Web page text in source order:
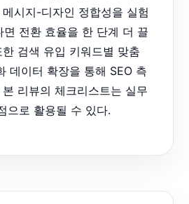
시지-디자인 정합성을 실험
면 전환 효율을 한 단계 더 끌
검색 유입 키워드별 맞춤
데이터 확장을 통해 SEO 측
리뷰의 체크리스트는 실무
으로 활용될 수 있다.